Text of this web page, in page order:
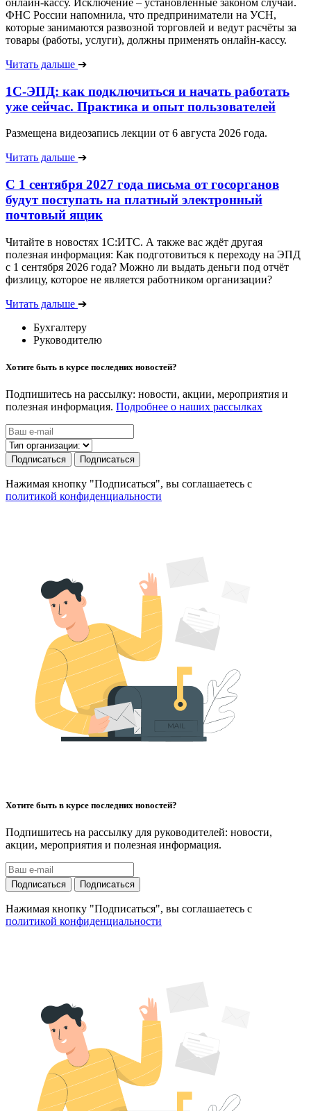
ФНС России напомнила, что предприниматели на УСН,
которые занимаются развозной торговлей и ведут расчёты за
товары (работы, услуги), должны применять онлайн-кассу.
Читать дальше ➔
1С-ЭПД: как подключиться и начать работать
уже сейчас. Практика и опыт пользователей
Размещена видеозапись лекции от 6 августа 2026 года.
Читать дальше ➔
С 1 сентября 2027 года письма от госорганов
будут поступать на платный электронный
почтовый ящик
Читайте в новостях 1С:ИТС. А также вас ждёт другая
полезная информация: Как подготовиться к переходу на ЭПД
с 1 сентября 2026 года? Можно ли выдать деньги под отчёт
физлицу, которое не является работником организации?
Читать дальше ➔
Бухгалтеру
Руководителю
Хотите быть в курсе последних новостей?
Подпишитесь на рассылку: новости, акции, мероприятия и
полезная информация. Подробнее о наших рассылках
Подписаться Подписаться
Нажимая кнопку "Подписаться", вы соглашаетесь с
политикой конфиденциальности
Хотите быть в курсе последних новостей?
Подпишитесь на рассылку для руководителей: новости,
акции, мероприятия и полезная информация.
Подписаться Подписаться
Нажимая кнопку "Подписаться", вы соглашаетесь с
политикой конфиденциальности